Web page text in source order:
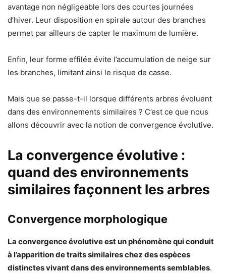
avantage non négligeable lors des courtes journées
d’hiver. Leur disposition en spirale autour des branches
permet par ailleurs de capter le maximum de lumière.
Enfin, leur forme effilée évite l’accumulation de neige sur
les branches, limitant ainsi le risque de casse.
Mais que se passe-t-il lorsque différents arbres évoluent
dans des environnements similaires ? C’est ce que nous
allons découvrir avec la notion de convergence évolutive.
La convergence évolutive :
quand des environnements
similaires façonnent les arbres
Convergence morphologique
La convergence évolutive est un phénomène qui conduit
à l’apparition de traits similaires chez des espèces
distinctes vivant dans des environnements semblables.